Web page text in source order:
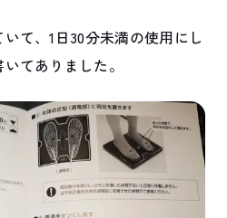
て、1日30分未満の使用にし
てありました。